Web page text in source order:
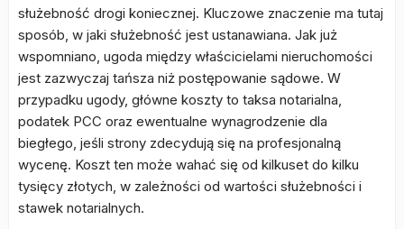
służebność drogi koniecznej. Kluczowe znaczenie ma tutaj
sposób, w jaki służebność jest ustanawiana. Jak już
wspomniano, ugoda między właścicielami nieruchomości
jest zazwyczaj tańsza niż postępowanie sądowe. W
przypadku ugody, główne koszty to taksa notarialna,
podatek PCC oraz ewentualne wynagrodzenie dla
biegłego, jeśli strony zdecydują się na profesjonalną
wycenę. Koszt ten może wahać się od kilkuset do kilku
tysięcy złotych, w zależności od wartości służebności i
stawek notarialnych.